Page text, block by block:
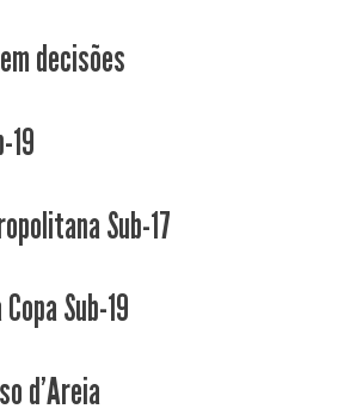
decisões
19
Sub-17
Sub-19
d'Areia